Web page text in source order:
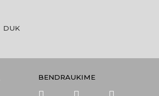
DUK
BENDRAUKIME